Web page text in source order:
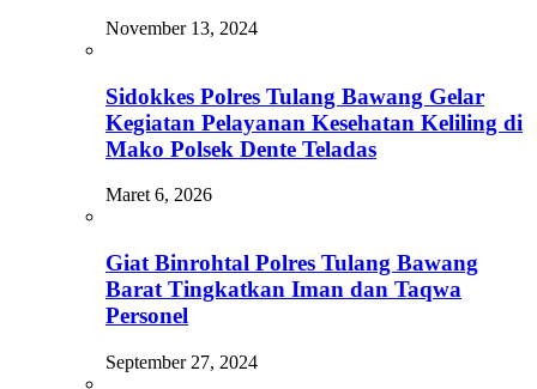
November 13, 2024
Sidokkes Polres Tulang Bawang Gelar
Kegiatan Pelayanan Kesehatan Keliling di
Mako Polsek Dente Teladas
Maret 6, 2026
Giat Binrohtal Polres Tulang Bawang
Barat Tingkatkan Iman dan Taqwa
Personel
September 27, 2024